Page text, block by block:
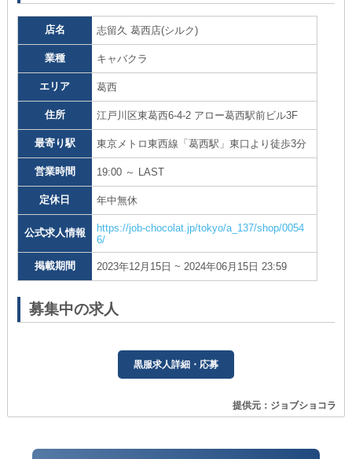
店名 志留久 葛西店(シルク)
業種 キャバクラ
エリア 葛西
住所 江戸川区東葛西6-4-2 アロー葛西駅前ビル3F
最寄り駅 東京メトロ東西線「葛西駅」東口より徒歩3分
営業時間 19:00 ～ LAST
定休日 年中無休
公式求人情報
https://job-chocolat.jp/tokyo/a_137/shop/0054
6/
掲載期間 2023年12月15日 ~ 2024年06月15日 23:59
募集中の求人
黒服求人詳細・応募
提供元：ジョブショコラ